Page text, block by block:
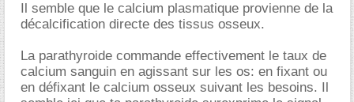
Il semble que le calcium plasmatique provienne de la
décalcification directe des tissus osseux.
La parathyroide commande effectivement le taux de
calcium sanguin en agissant sur les os: en fixant ou
en défixant le calcium osseux suivant les besoins. Il